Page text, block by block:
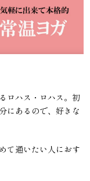
ロハス・ロハス。初
にあるので、好きな
て通いたい人におす